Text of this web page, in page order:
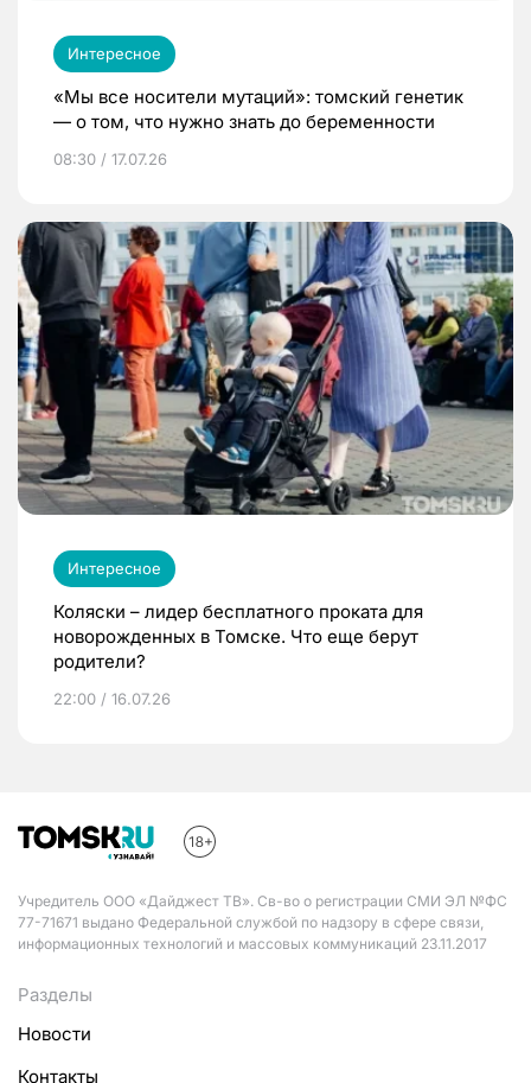
Интересное
«Мы все носители мутаций»: томский генетик
— о том, что нужно знать до беременности
08:30 / 17.07.26
Интересное
Коляски – лидер бесплатного проката для
новорожденных в Томске. Что еще берут
родители?
22:00 / 16.07.26
Учредитель ООО «Дайджест ТВ». Св-во о регистрации СМИ ЭЛ №ФС
77-71671 выдано Федеральной службой по надзору в сфере связи,
информационных технологий и массовых коммуникаций 23.11.2017
Разделы
Новости
Контакты